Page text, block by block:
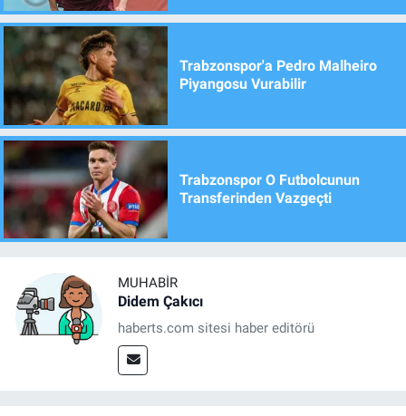
Trabzonspor'a Pedro Malheiro
Piyangosu Vurabilir
Trabzonspor O Futbolcunun
Transferinden Vazgeçti
MUHABIR
Didem Çakıcı
haberts.com sitesi haber editörü